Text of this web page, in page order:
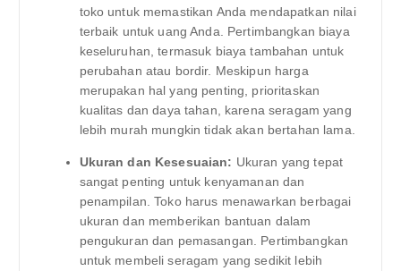
toko untuk memastikan Anda mendapatkan nilai
terbaik untuk uang Anda. Pertimbangkan biaya
keseluruhan, termasuk biaya tambahan untuk
perubahan atau bordir. Meskipun harga
merupakan hal yang penting, prioritaskan
kualitas dan daya tahan, karena seragam yang
lebih murah mungkin tidak akan bertahan lama.
Ukuran dan Kesesuaian: Ukuran yang tepat
sangat penting untuk kenyamanan dan
penampilan. Toko harus menawarkan berbagai
ukuran dan memberikan bantuan dalam
pengukuran dan pemasangan. Pertimbangkan
untuk membeli seragam yang sedikit lebih